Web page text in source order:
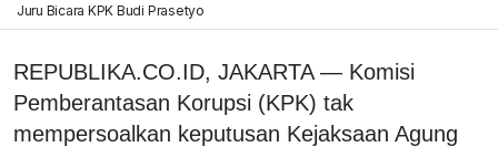
Juru Bicara KPK Budi Prasetyo
REPUBLIKA.CO.ID, JAKARTA — Komisi
Pemberantasan Korupsi (KPK) tak
mempersoalkan keputusan Kejaksaan Agung